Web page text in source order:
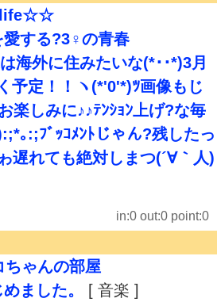
life☆☆
愛する?3♀の青春
外に住みたいな(*･･*)3月
予定！！ヽ(*'0'*)ﾂ画像もじ
楽しみに♪♪ﾃﾝｼｮﾝ上げ?な毎
｡:;ﾌﾞｯｺﾒﾝﾄじゃん?残したっ
遅れても絶対しまつ(´∀｀人)
in:0 out:0 point:0
ちゃんの部屋
ました。
[ 音楽 ]